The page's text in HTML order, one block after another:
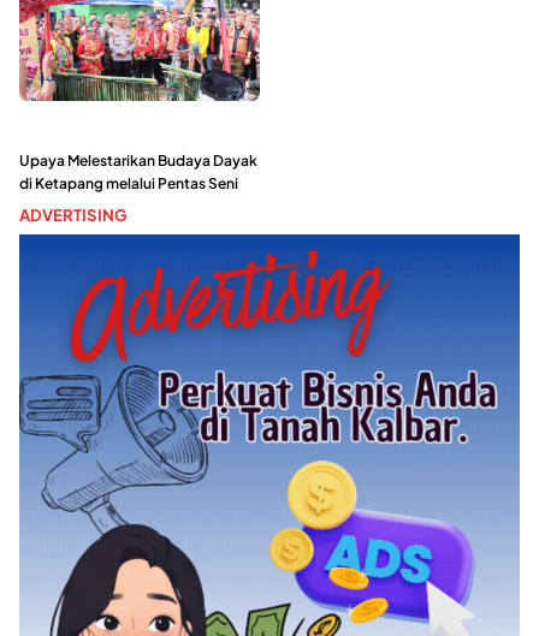
Upaya Melestarikan Budaya Dayak
di Ketapang melalui Pentas Seni
ADVERTISING